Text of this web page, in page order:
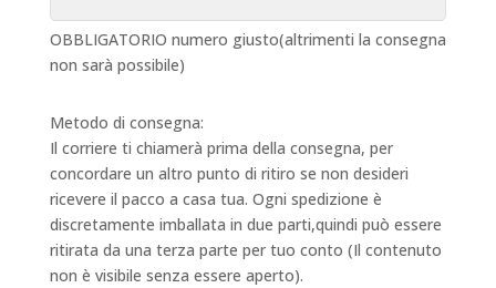
OBBLIGATORIO numero giusto(altrimenti la consegna
non sarà possibile)
Metodo di consegna:
Il corriere ti chiamerà prima della consegna, per
concordare un altro punto di ritiro se non desideri
ricevere il pacco a casa tua. Ogni spedizione è
discretamente imballata in due parti,quindi può essere
ritirata da una terza parte per tuo conto (Il contenuto
non è visibile senza essere aperto).